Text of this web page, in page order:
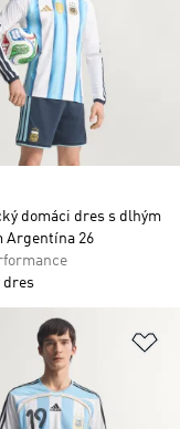
domáci dres s dlhým
Argentína 26
dres
želaných